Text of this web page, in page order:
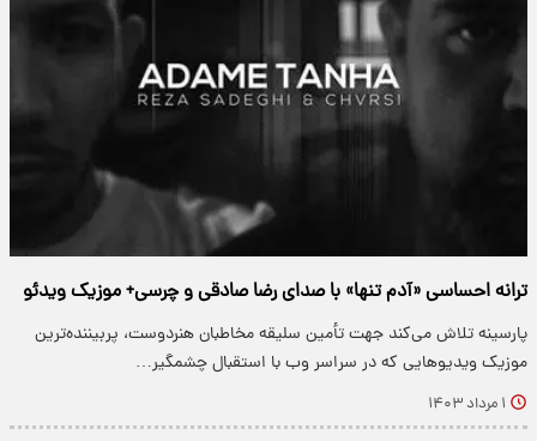
ترانه احساسی «آدم تنها» با صدای رضا صادقی و چرسی+ موزیک ویدئو
پارسینه تلاش می‌کند جهت تأمین سلیقه مخاطبان هنردوست، پربیننده‌ترین
موزیک ویدیو‌هایی که در سراسر وب با استقبال چشمگیر…
۱ مرداد ۱۴۰۳